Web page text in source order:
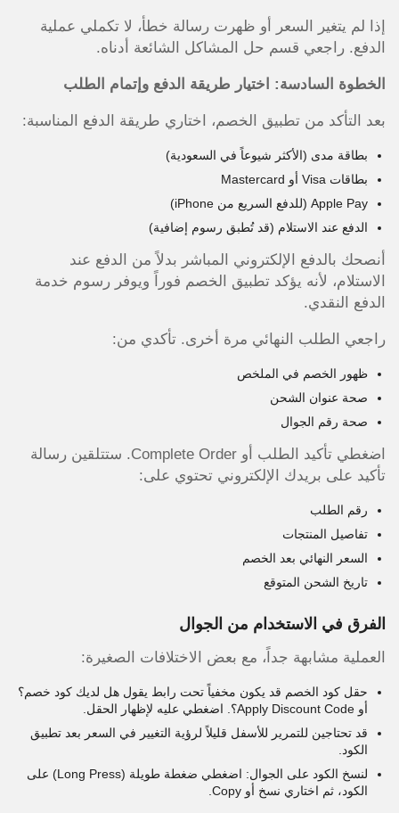
إذا لم يتغير السعر أو ظهرت رسالة خطأ، لا تكملي عملية
الدفع. راجعي قسم حل المشاكل الشائعة أدناه.
الخطوة السادسة: اختيار طريقة الدفع وإتمام الطلب
بعد التأكد من تطبيق الخصم، اختاري طريقة الدفع المناسبة:
بطاقة مدى (الأكثر شيوعاً في السعودية)
بطاقات Visa أو Mastercard
Apple Pay (للدفع السريع من iPhone)
الدفع عند الاستلام (قد تُطبق رسوم إضافية)
أنصحك بالدفع الإلكتروني المباشر بدلاً من الدفع عند
الاستلام، لأنه يؤكد تطبيق الخصم فوراً ويوفر رسوم خدمة
الدفع النقدي.
راجعي الطلب النهائي مرة أخرى. تأكدي من:
ظهور الخصم في الملخص
صحة عنوان الشحن
صحة رقم الجوال
اضغطي تأكيد الطلب أو Complete Order. ستتلقين رسالة
تأكيد على بريدك الإلكتروني تحتوي على:
رقم الطلب
تفاصيل المنتجات
السعر النهائي بعد الخصم
تاريخ الشحن المتوقع
الفرق في الاستخدام من الجوال
العملية مشابهة جداً، مع بعض الاختلافات الصغيرة:
حقل كود الخصم قد يكون مخفياً تحت رابط يقول هل لديك كود خصم؟
أو Apply Discount Code؟. اضغطي عليه لإظهار الحقل.
قد تحتاجين للتمرير للأسفل قليلاً لرؤية التغيير في السعر بعد تطبيق
الكود.
لنسخ الكود على الجوال: اضغطي ضغطة طويلة (Long Press) على
الكود، ثم اختاري نسخ أو Copy.